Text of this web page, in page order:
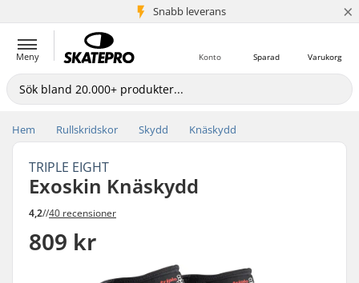
Snabb leverans
5+ milj. kunder ×
Meny Varukorg
Sparad
Konto
Hem Rullskridskor Skydd Knäskydd
TRIPLE EIGHT
Exoskin Knäskydd
4,2//40 recensioner
809 kr